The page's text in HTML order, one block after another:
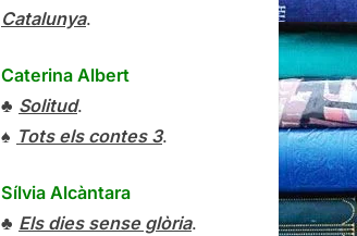
Catalunya.
Caterina Albert
♣ Solitud.
♠ Tots els contes 3.
Sílvia Alcàntara
♣ Els dies sense glòria.